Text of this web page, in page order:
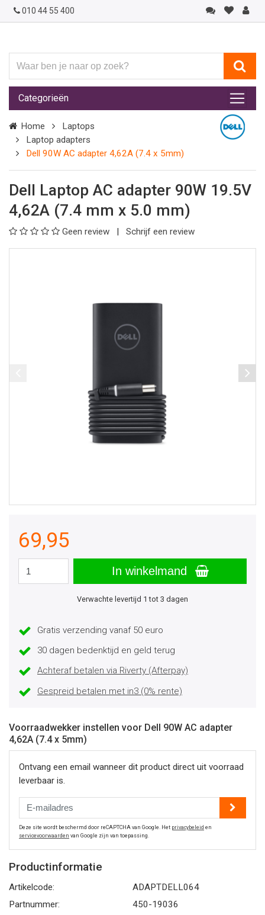
010 44 55 400
ben
je
naar
op
zoek?
Categorieën
Home
Laptops
Laptop adapters
Dell 90W AC adapter 4,62A (7.4 x 5mm)
Dell Laptop AC adapter 90W 19.5V
4,62A (7.4 mm x 5.0 mm)
Geen review Schrijf een review
69,95
In winkelmand
Verwachte levertijd 1 tot 3 dagen
Gratis verzending vanaf 50 euro
30 dagen bedenktijd en geld terug
Achteraf betalen via Riverty (Afterpay)
Gespreid betalen met in3 (0% rente)
Voorraadwekker instellen voor Dell 90W AC adapter
4,62A (7.4 x 5mm)
Ontvang een email wanneer dit product direct uit voorraad
leverbaar is.
Deze site wordt beschermd door reCAPTCHA van Google. Het privacybeleid en
servicevoorwaarden van Google zijn van toepassing.
Productinformatie
Artikelcode:
ADAPTDELL064
Partnummer:
450-19036